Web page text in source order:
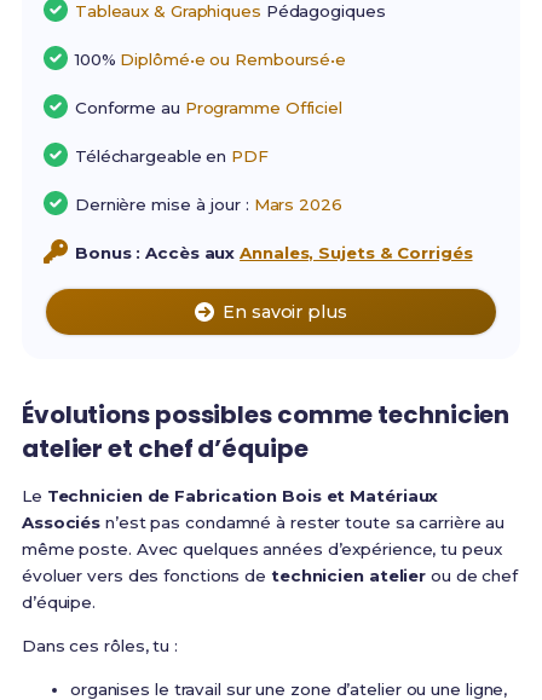
Tableaux & Graphiques Pédagogiques
100% Diplômé•e ou Remboursé•e
Conforme au Programme Officiel
Téléchargeable en PDF
Dernière mise à jour : Mars 2026
Bonus : Accès auxAnnales, Sujets & Corrigés
En savoir plus
Évolutions possibles comme technicien
atelier et chef d’équipe
Le Technicien de Fabrication Bois et Matériaux
Associés n’est pas condamné à rester toute sa carrière au
même poste. Avec quelques années d’expérience, tu peux
évoluer vers des fonctions de technicien atelier ou de chef
d’équipe.
Dans ces rôles, tu :
organises le travail sur une zone d’atelier ou une ligne,